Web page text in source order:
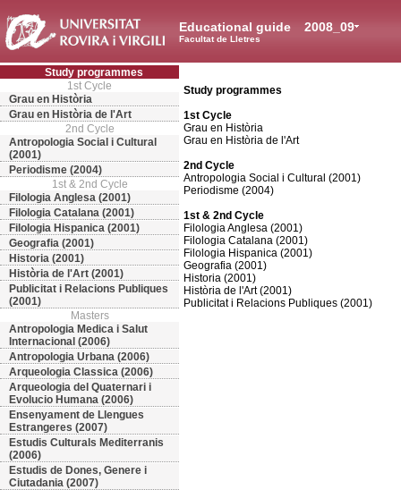
2008_09
Educational guide
Facultat de Lletres
Study programmes
1st Cycle
Grau en Història
Grau en Història de l'Art
2nd Cycle
Antropologia Social i Cultural
(2001)
Periodisme (2004)
1st & 2nd Cycle
Filologia Anglesa (2001)
Filologia Catalana (2001)
Filologia Hispanica (2001)
Geografia (2001)
Historia (2001)
Història de l'Art (2001)
Publicitat i Relacions Publiques
(2001)
Masters
Antropologia Medica i Salut
Internacional (2006)
Antropologia Urbana (2006)
Arqueologia Classica (2006)
Arqueologia del Quaternari i
Evolucio Humana (2006)
Ensenyament de Llengues
Estrangeres (2007)
Estudis Culturals Mediterranis
(2006)
Estudis de Dones, Genere i
Ciutadania (2007)
Study programmes
1st Cycle
Grau en Història
Grau en Història de l'Art
2nd Cycle
Antropologia Social i Cultural (2001)
Periodisme (2004)
1st & 2nd Cycle
Filologia Anglesa (2001)
Filologia Catalana (2001)
Filologia Hispanica (2001)
Geografia (2001)
Historia (2001)
Història de l'Art (2001)
Publicitat i Relacions Publiques (2001)